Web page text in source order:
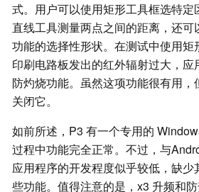
式。用户可以使用矩形工具框选特定
直线工具测量两点之间的距离，还
功能的选择性形状。在测试中使用矩
印刷电路板发出的红外辐射过大，应
防灼烧功能。虽然这项功能很有用，
关闭它。
如前所述，P3 有一个专用的
过程中功能完全正常。不过，与
应用程序的开发程度似乎较低，缺少
些功能。值得注意的是，x3 升频和防